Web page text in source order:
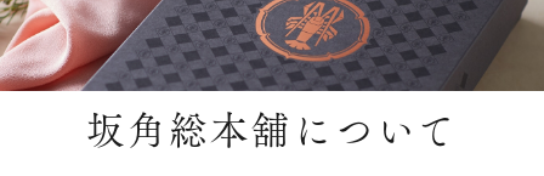
坂角総本舖について